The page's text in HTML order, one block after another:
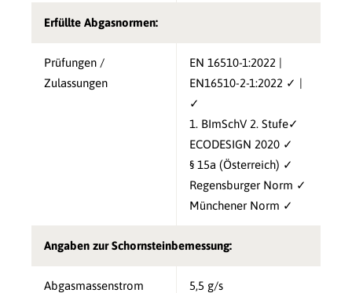
Erfüllte Abgasnormen:
Prüfungen /
Zulassungen
EN 16510-1:2022 |
EN16510-2-1:2022 ✓ |
✓
1. BImSchV 2. Stufe✓
ECODESIGN 2020 ✓
§ 15a (Österreich) ✓
Regensburger Norm ✓
Münchener Norm ✓
Angaben zur Schornsteinbemessung:
Abgasmassenstrom 5,5 g/s